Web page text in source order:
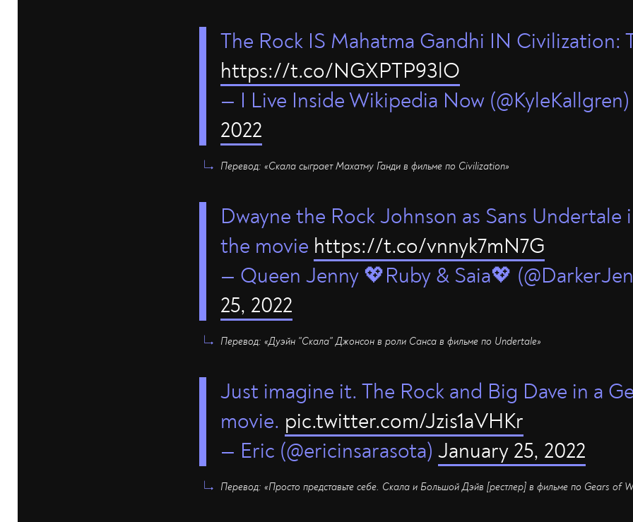
The Rock IS Mahatma Gandhi IN Civilization:
https://t.co/NGXPTP93lO
— I Live Inside Wikipedia Now (@KyleKallgren)
2022
Перевод: «Скала сыграет Махатму Ганди в фильме по Civilization»
Dwayne the Rock Johnson as Sans Undertale
the movie https://t.co/vnnyk7mN7G
— Queen Jenny 💖Ruby & Saia💖
25, 2022
Перевод: «Дуэйн "Скала" Джонсон в роли Санса в фильме по Undertale»
Just imagine it. The Rock and Big Dave in a
movie. pic.twitter.com/Jzis1aVHKr
— Eric (@ericinsarasota) January 25, 2022
Перевод: «Просто представьте себе. Скала и Большой Дэйв [рестлер] в фильме по Gears of